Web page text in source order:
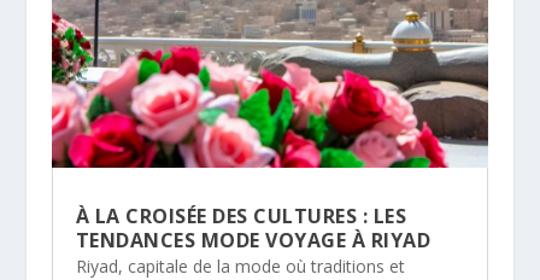
À LA CROISÉE DES CULTURES : LES
TENDANCES MODE VOYAGE À RIYAD
Riyad, capitale de la mode où traditions et